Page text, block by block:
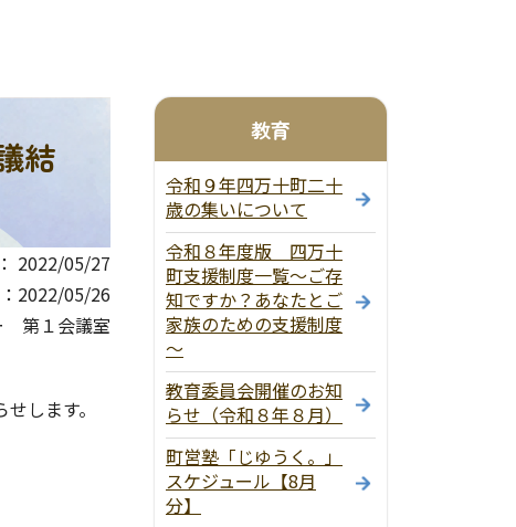
結
2022/05/27
2022/05/26
第１会議室
します。
教育
令和９年四万十町二十
歳の集いについて
令和８年度版 四万十
町支援制度一覧～ご存
知ですか？あなたとご
家族のための支援制度
～
教育委員会開催のお知
らせ（令和８年８月）
町営塾「じゆうく。」
スケジュール【8月
分】